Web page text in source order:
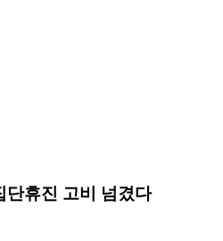
단휴진 고비 넘겼다